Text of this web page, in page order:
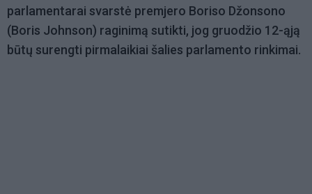
parlamentarai svarstė premjero Boriso Džonsono
(Boris Johnson) raginimą sutikti, jog gruodžio 12-ąją
būtų surengti pirmalaikiai šalies parlamento rinkimai.